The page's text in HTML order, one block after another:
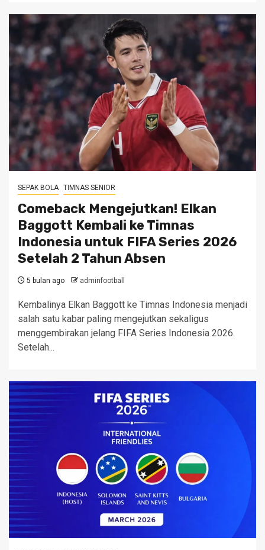
SEPAK BOLA TIMNAS SENIOR
Comeback Mengejutkan! Elkan
Baggott Kembali ke Timnas
Indonesia untuk FIFA Series 2026
Setelah 2 Tahun Absen
5 bulan ago adminfootball
Kembalinya Elkan Baggott ke Timnas Indonesia menjadi
salah satu kabar paling mengejutkan sekaligus
menggembirakan jelang FIFA Series Indonesia 2026.
Setelah...